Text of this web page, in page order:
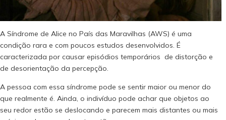
A Síndrome de Alice no País das Maravilhas (AWS) é uma
condição rara e com poucos estudos desenvolvidos. É
caracterizada por causar episódios temporários de distorção e
de desorientação da percepção.
A pessoa com essa síndrome pode se sentir maior ou menor do
que realmente é. Ainda, o indivíduo pode achar que objetos ao
seu redor estão se deslocando e parecem mais distantes ou mais